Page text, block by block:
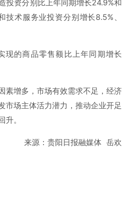
投资分别比上年同期增长24.9%和
术服务业投资分别增长8.5%、
现的商品零售额比上年同期增长
素增多，市场有效需求不足，经济
市场主体活力潜力，推动企业开足
。
来源：贵阳日报融媒体 岳欢